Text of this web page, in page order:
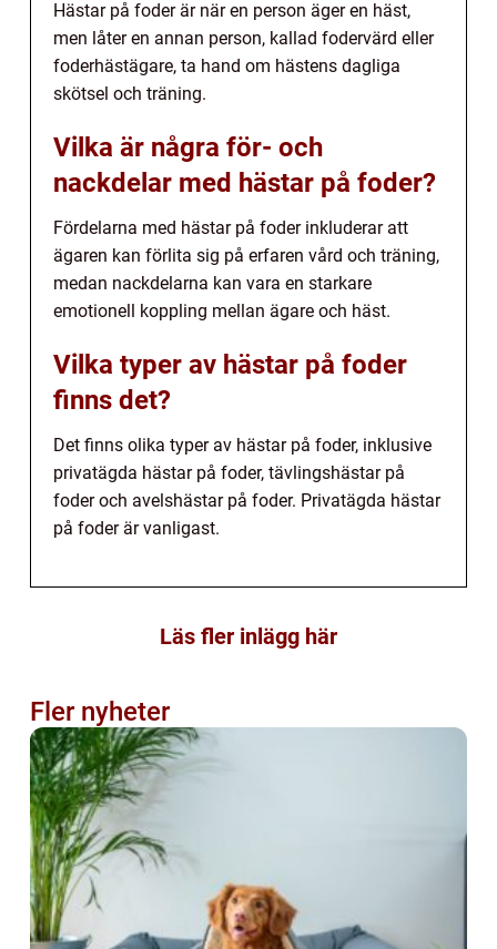
Hästar på foder är när en person äger en häst,
men låter en annan person, kallad fodervärd eller
foderhästägare, ta hand om hästens dagliga
skötsel och träning.
Vilka är några för- och
nackdelar med hästar på foder?
Fördelarna med hästar på foder inkluderar att
ägaren kan förlita sig på erfaren vård och träning,
medan nackdelarna kan vara en starkare
emotionell koppling mellan ägare och häst.
Vilka typer av hästar på foder
finns det?
Det finns olika typer av hästar på foder, inklusive
privatägda hästar på foder, tävlingshästar på
foder och avelshästar på foder. Privatägda hästar
på foder är vanligast.
Läs fler inlägg här
Fler nyheter